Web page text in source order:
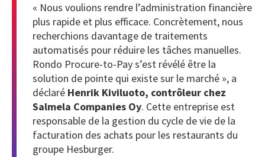
« Nous voulions rendre l’administration financière
plus rapide et plus efficace. Concrètement, nous
recherchions davantage de traitements
automatisés pour réduire les tâches manuelles.
Rondo Procure-to-Pay s’est révélé être la
solution de pointe qui existe sur le marché », a
déclaré Henrik Kiviluoto, contrôleur chez
Salmela Companies Oy. Cette entreprise est
responsable de la gestion du cycle de vie de la
facturation des achats pour les restaurants du
groupe Hesburger.